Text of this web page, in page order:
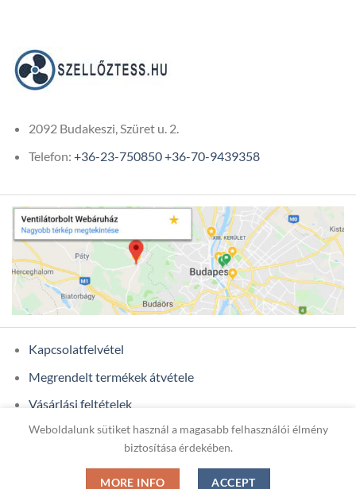
2092 Budakeszi, Szüret u. 2.
Telefon: +36-23-750850+36-70-9439358
Kapcsolatfelvétel
Megrendelt termékek átvétele
Vásárlási feltételek
Ügyfél adatok
Weboldalunk sütiket használ a magasabb felhasználói élmény
biztosítása érdekében.
MORE INFO ACCEPT